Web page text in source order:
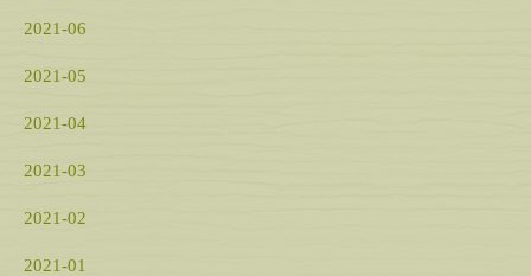
2021-06
2021-05
2021-04
2021-03
2021-02
2021-01